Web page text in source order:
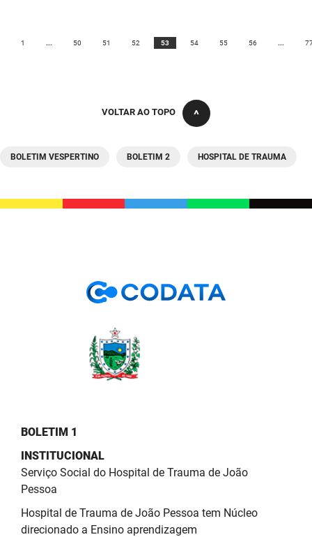
1 ... 50 51 52 53 54 55 56 ...
VOLTAR AO TOPO
BOLETIM VESPERTINO BOLETIM 2 HOSPITAL DE TRAUMA
BOLETIM 1
INSTITUCIONAL
Serviço Social do Hospital de Trauma de João
Pessoa
Hospital de Trauma de João Pessoa tem Núcleo
direcionado a Ensino aprendizagem